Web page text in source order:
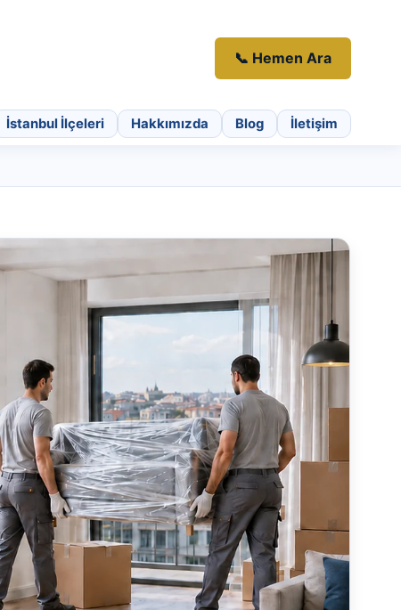
📞 Hemen Ara
İstanbul İlçeleri Hakkımızda Blog İletişim